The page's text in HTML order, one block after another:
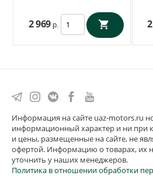
2 969 р.
Информация на сайте uaz-motors.ru
информационный характер и ни при
и цены, размещенные на сайте, не
офертой. Информацию о товарах, их
уточнить у наших менеджеров.
Политика в отношении обработки